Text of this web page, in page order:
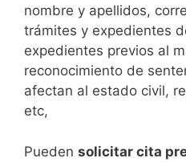
nombre y apellidos,
trámites y expedientes
expedientes previos al
reconocimiento de
afectan al estado civil,
etc,
​Pueden solicitar cita